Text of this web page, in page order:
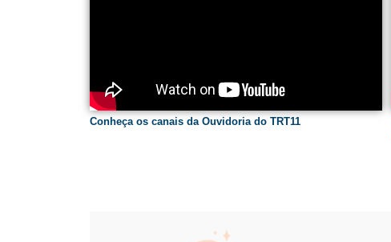
Conheça os canais da Ouvidoria do TRT11